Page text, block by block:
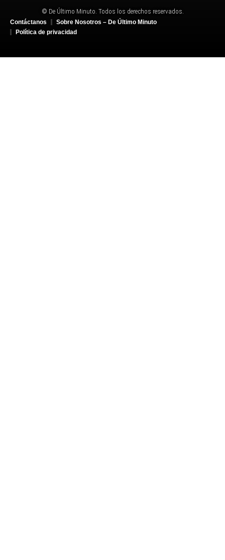
© De Último Minuto. Todos los derechos reservados.
Contáctanos
Sobre Nosotros – De Último Minuto
Política de privacidad